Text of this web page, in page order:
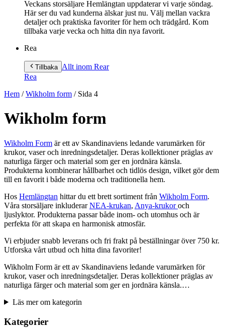
Veckans storsäljare Hemlängtan uppdaterar vi varje söndag.
Här ser du vad kunderna älskar just nu. Välj mellan vackra
detaljer och praktiska favoriter för hem och trädgård. Kom
tillbaka varje vecka och hitta din nya favorit.
Rea
Tillbaka Allt inom Rear
Rea
Hem /Wikholm form / Sida 4
Wikholm form
Wikholm Form är ett av Skandinaviens ledande varumärken för
krukor, vaser och inredningsdetaljer. Deras kollektioner präglas av
naturliga färger och material som ger en jordnära känsla.
Produkterna kombinerar hållbarhet och tidlös design, vilket gör dem
till en favorit i både moderna och traditionella hem.
Hos Hemlängtan hittar du ett brett sortiment från Wikholm Form.
Våra storsäljare inkluderarNEA-krukan, Anya-krukoroch
ljuslyktor. Produkterna passar både inom- och utomhus och är
perfekta för att skapa en harmonisk atmosfär.
Vi erbjuder snabb leverans och fri frakt på beställningar över 750 kr.
Utforska vårt utbud och hitta dina favoriter!
Wikholm Form är ett av Skandinaviens ledande varumärken för
krukor, vaser och inredningsdetaljer. Deras kollektioner präglas av
naturliga färger och material som ger en jordnära känsla.…
Läs mer om kategorin
Kategorier